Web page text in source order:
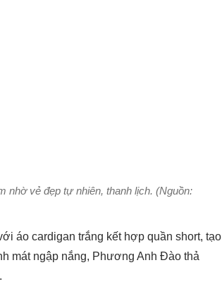
nhờ vẻ đẹp tự nhiên, thanh lịch. (Nguồn:
áo cardigan trắng kết hợp quần short, tạo
mát ngập nắng, Phương Anh Đào thả